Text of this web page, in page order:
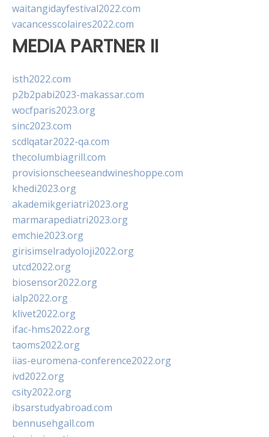
waitangidayfestival2022.com
vacancesscolaires2022.com
MEDIA PARTNER II
isth2022.com
p2b2pabi2023-makassar.com
wocfparis2023.org
sinc2023.com
scdlqatar2022-qa.com
thecolumbiagrill.com
provisionscheeseandwineshoppe.com
khedi2023.org
akademikgeriatri2023.org
marmarapediatri2023.org
emchie2023.org
girisimselradyoloji2022.org
utcd2022.org
biosensor2022.org
ialp2022.org
klivet2022.org
ifac-hms2022.org
taoms2022.org
iias-euromena-conference2022.org
ivd2022.org
csity2022.org
ibsarstudyabroad.com
bennusehgall.com